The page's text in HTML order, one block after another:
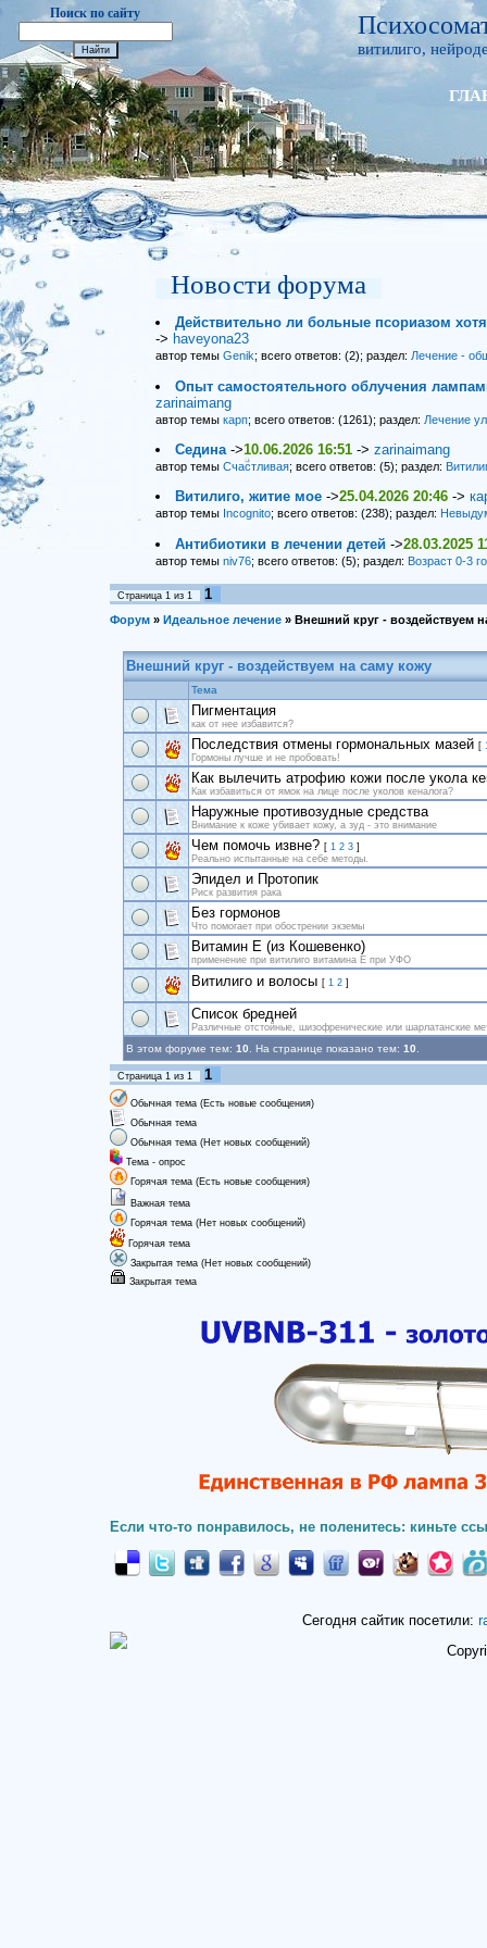
Поиск по сайту
витилиго,
Новости форума
Действительно ли больные псориазом
-> haveyona23
автор темы Genik; всего ответов: (2); раздел: Лечение -
Опыт самостоятельного облучения
zarinaimang
автор темы карп; всего ответов: (1261); раздел: Лечение
Седина ->10.06.2026 16:51 ->zarinaimang
автор темы Счастливая; всего ответов: (5); раздел:
Витилиго, житие мое ->25.04.2026 20:46 ->
автор темы Incognito; всего ответов: (238); раздел:
Антибиотики в лечении детей ->28.03.2025
автор темы niv76; всего ответов: (5); раздел: Возраст 0-3
Страница 1 из 1 1
Форум » Идеальное лечение » Внешний круг - воздействуем
Внешний круг - воздействуем на саму кожу
Тема
Пигментация
как от нее избавится?
Последствия отмены гормональных мазей [
Гормоны лучше и не пробовать!
Как вылечить атрофию кожи после укола
Как избавиться от ямок на лице после уколов кеналога?
Наружные противозудные средства
Внимание к коже убивает кожу, а зуд - это внимание
Чем помочь извне? [ 1 2 3 ]
Реально испытанные на себе методы.
Эпидел и Протопик
Риск развития рака
Без гормонов
Что помогает при обострении экземы
Витамин Е (из Кошевенко)
применение при витилиго витамина Е при УФО
Витилиго и волосы [ 1 2 ]
Список бредней
Различные отстойные, шизофренические или шарлатанские
В этом форуме тем: 10 . На странице показано тем: 10
Страница 1 из 1 1
Обычная тема (Есть новые сообщения)
Обычная тема
Обычная тема (Нет новых сообщений)
Тема - опрос
Горячая тема (Есть новые сообщения)
Важная тема
Горячая тема (Нет новых сообщений)
Горячая тема
Закрытая тема (Нет новых сообщений)
Закрытая тема
Если что-то понравилось, не поленитесь: киньте
Сегодня сайтик посетили: